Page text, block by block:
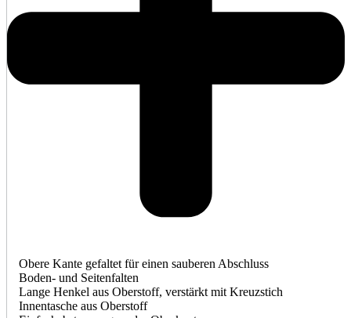
Obere Kante gefaltet für einen sauberen Abschluss
Boden- und Seitenfalten
Lange Henkel aus Oberstoff, verstärkt mit Kreuzstich
Innentasche aus Oberstoff